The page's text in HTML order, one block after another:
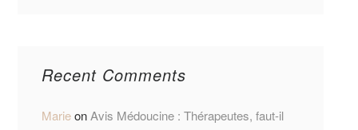
Recent Comments
MarieonAvis Médoucine : Thérapeutes, faut-il